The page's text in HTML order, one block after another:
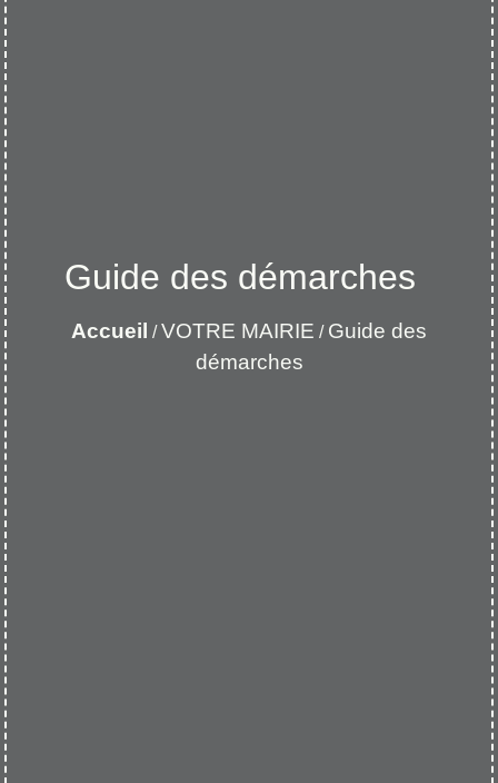
Guide des démarches
Accueil /VOTRE MAIRIE / Guide des
démarches